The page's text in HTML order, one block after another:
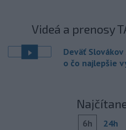
Videá a prenosy
Deväť Slovákov
o čo najlepšie
6h 24h